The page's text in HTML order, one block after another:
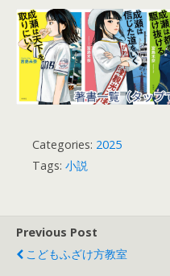
Categories: 2025
Tags: 小説
Previous Post
こどもふざけ方教室